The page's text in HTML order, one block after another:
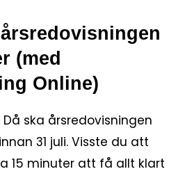
(med
Online)
ska årsredovisningen
31 juli. Visste du att
15 minuter att få allt klart